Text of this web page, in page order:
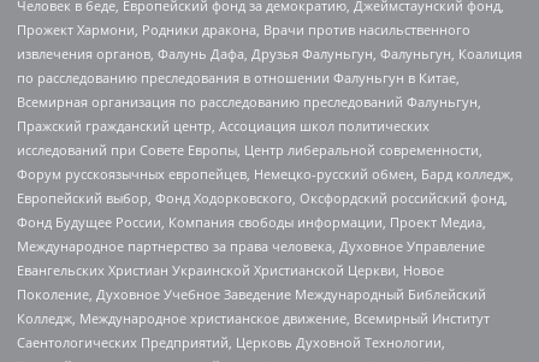
Человек в беде, Европейский фонд за демократию, Джеймстаунский фонд,
Прожект Хармони, Родники дракона, Врачи против насильственного
извлечения органов, Фалунь Дафа, Друзья Фалуньгун, Фалуньгун, Коалиция
по расследованию преследования в отношении Фалуньгун в Китае,
Всемирная организация по расследованию преследований Фалуньгун,
Пражский гражданский центр, Ассоциация школ политических
исследований при Совете Европы, Центр либеральной современности,
Форум русскоязычных европейцев, Немецко-русский обмен, Бард колледж,
Европейский выбор, Фонд Ходорковского, Оксфордский российский фонд,
Фонд Будущее России, Компания свободы информации, Проект Медиа,
Международное партнерство за права человека, Духовное Управление
Евангельских Христиан Украинской Христианской Церкви, Новое
Поколение, Духовное Учебное Заведение Международный Библейский
Колледж, Международное христианское движение, Всемирный Институт
Саентологических Предприятий, Церковь Духовной Технологии,